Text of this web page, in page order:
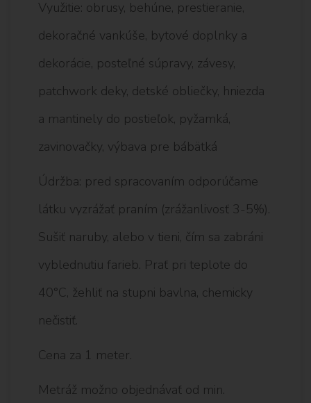
Využitie: obrusy, behúne, prestieranie,
dekoračné vankúše, bytové doplnky a
dekorácie, posteľné súpravy, závesy,
patchwork deky, detské obliečky, hniezda
a mantinely do postieľok, pyžamká,
zavinovačky, výbava pre bábätká
Údržba: pred spracovaním odporúčame
látku vyzrážať praním (zrážanlivosť 3-5%).
Sušiť naruby, alebo v tieni, čím sa zabráni
vyblednutiu farieb. Prať pri teplote do
40°C, žehliť na stupni bavlna, chemicky
nečistiť.
Cena za 1 meter.
Metráž možno objednávať od min.